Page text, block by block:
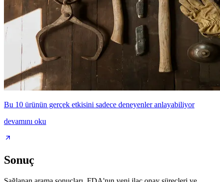
Bu 10 ürünün gerçek etkisini sadece deneyenler anlayabiliyor
devamını oku
Sonuç